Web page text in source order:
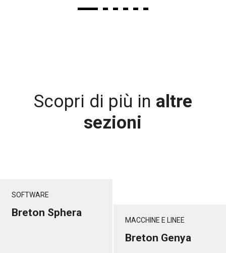
Scopri di più in altre
sezioni
SOFTWARE
Breton Sphera
MACCHINE E LINEE
Breton Genya